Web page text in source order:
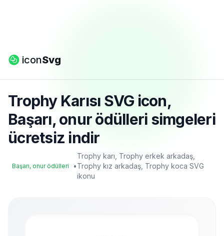
iconSvg
Trophy Karısı SVG icon,
Başarı, onur ödülleri simgeleri
ücretsiz indir
Başarı, onur ödülleri •
Trophy karı, Trophy erkek arkadaş,
Trophy kız arkadaş, Trophy koca SVG
ikonu